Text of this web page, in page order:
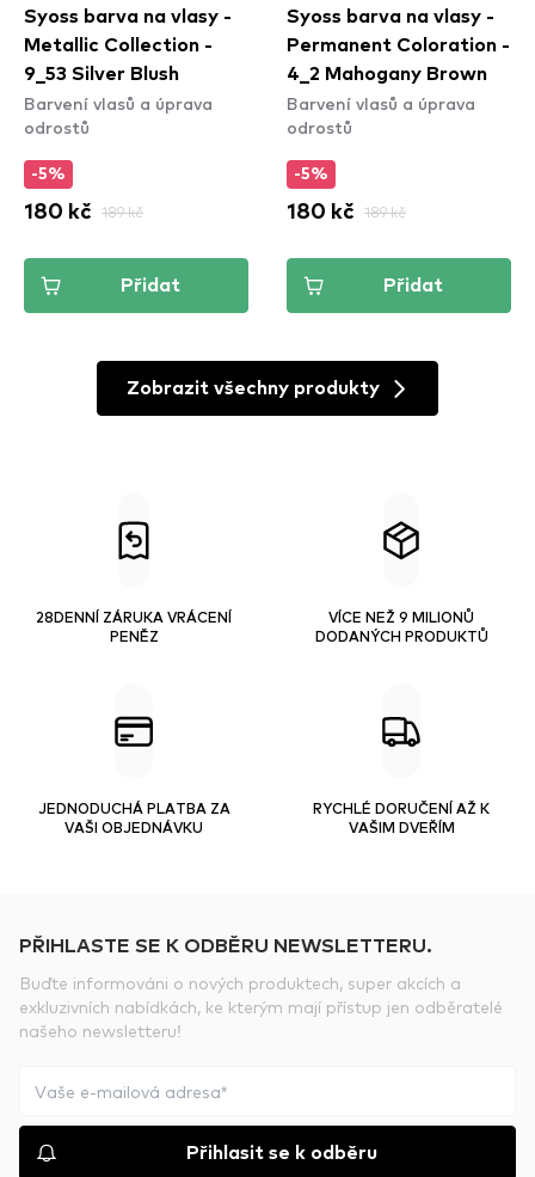
Syoss barva na vlasy -
Metallic Collection -
9_53 Silver Blush
Barvení vlasů a úprava
odrostů
-5%
180 kč 189 kč
Přidat
Syoss barva na vlasy -
Permanent Coloration -
4_2 Mahogany Brown
Barvení vlasů a úprava
odrostů
-5%
180 kč 189 kč
Přidat
Zobrazit všechny produkty
28DENNÍ ZÁRUKA VRÁCENÍ
PENĚZ
VÍCE NEŽ 9 MILIONŮ
DODANÝCH PRODUKTŮ
JEDNODUCHÁ PLATBA ZA
VAŠI OBJEDNÁVKU
RYCHLÉ DORUČENÍ AŽ K
VAŠIM DVEŘÍM
PŘIHLASTE SE K ODBĚRU NEWSLETTERU.
Buďte informováni o nových produktech, super akcích a
exkluzivních nabídkách, ke kterým mají přístup jen odběratelé
našeho newsletteru!
Přihlasit se k odběru